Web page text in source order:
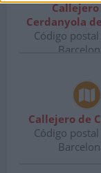
Callejero
Cerdanyola
Código
Callejero de
Código